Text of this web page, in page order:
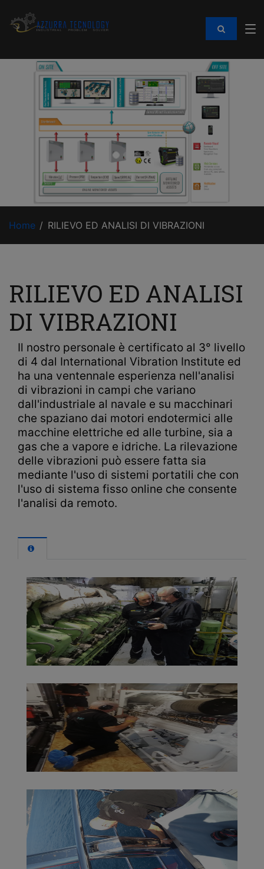
Home RILIEVO ED ANALISI DI VIBRAZIONI
RILIEVO ED ANALISI
DI VIBRAZIONI
Il nostro personale è certificato al 3° livello
di 4 dal International Vibration Institute ed
ha una ventennale esperienza nell'analisi
di vibrazioni in campi che variano
dall'industriale al navale e su macchinari
che spaziano dai motori endotermici alle
macchine elettriche ed alle turbine, sia a
gas che a vapore e idriche. La rilevazione
delle vibrazioni può essere fatta sia
mediante l'uso di sistemi portatili che con
l'uso di sistema fisso online che consente
l'analisi da remoto.